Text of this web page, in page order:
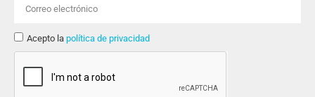
Acepto la política de privacidad